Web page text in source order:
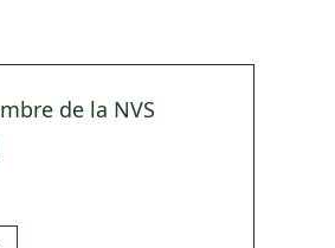
de la NVS